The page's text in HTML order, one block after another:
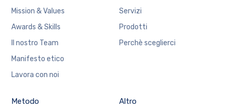
Mission & Values
Awards & Skills
Il nostro Team
Manifesto etico
Lavora con noi
Servizi
Prodotti
Perchè sceglierci
Metodo Altro